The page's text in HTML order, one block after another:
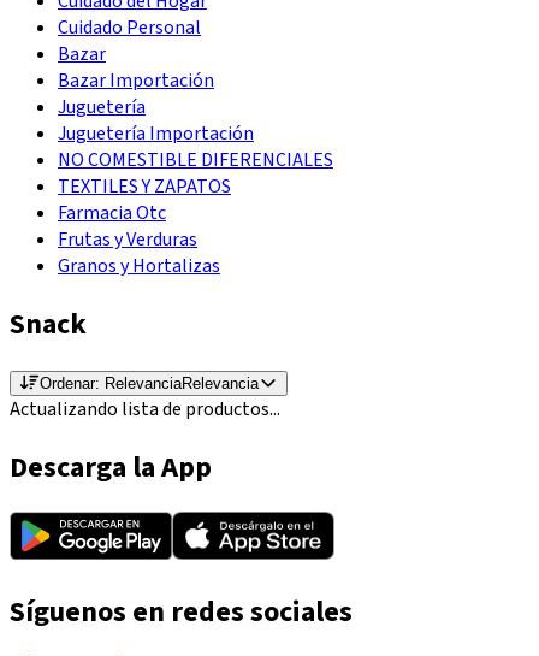
Cuidado Personal
Bazar
Bazar Importación
Juguetería
Juguetería Importación
NO COMESTIBLE DIFERENCIALES
TEXTILES Y ZAPATOS
Farmacia Otc
Frutas y Verduras
Granos y Hortalizas
Snack
Ordenar: RelevanciaRelevancia
Actualizando lista de productos...
Descarga la App
Síguenos en redes sociales